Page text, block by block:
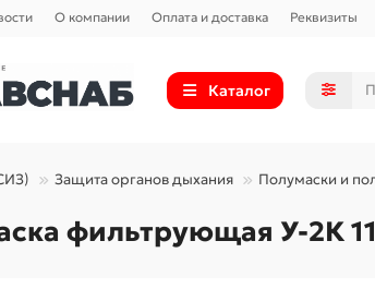
О компании Оплата и доставка Реквизиты
Каталог
Защита органов дыхания Полумаски и
фильтрующая У-2К